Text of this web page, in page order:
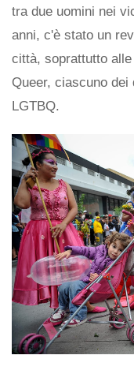
tra due uomini nei
anni, c'è stato un
città, soprattutto
Queer, ciascuno
LGTBQ.